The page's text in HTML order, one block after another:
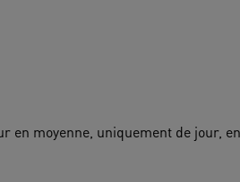
en moyenne, uniquement de jour,